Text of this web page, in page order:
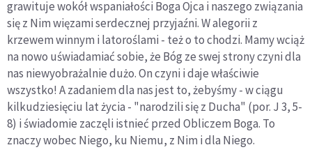
grawituje wokół wspaniałości Boga Ojca i naszego związania
się z Nim więzami serdecznej przyjaźni. W alegorii z
krzewem winnym i latoroślami - też o to chodzi. Mamy wciąż
na nowo uświadamiać sobie, że Bóg ze swej strony czyni dla
nas niewyobrażalnie dużo. On czyni i daje właściwie
wszystko! A zadaniem dla nas jest to, żebyśmy - w ciągu
kilkudziesięciu lat życia - "narodzili się z Ducha" (por. J 3, 5-
8) i świadomie zaczęli istnieć przed Obliczem Boga. To
znaczy wobec Niego, ku Niemu, z Nim i dla Niego.